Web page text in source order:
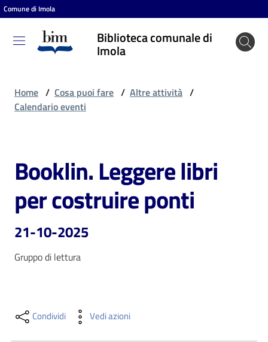
Vai al contenuto
Vai alla navigazione
Vai al footer
Comune di Imola
Biblioteca comunale di
Imola
Biblioteca
comunale
Cosa
puoi
fare
Scopri
Home / Cosa puoi fare / Altre attività /
Calendario eventi
Salta al contenuto
Booklin. Leggere libri
per costruire ponti
21-10-2025
Gruppo di lettura
Condividi Vedi azioni